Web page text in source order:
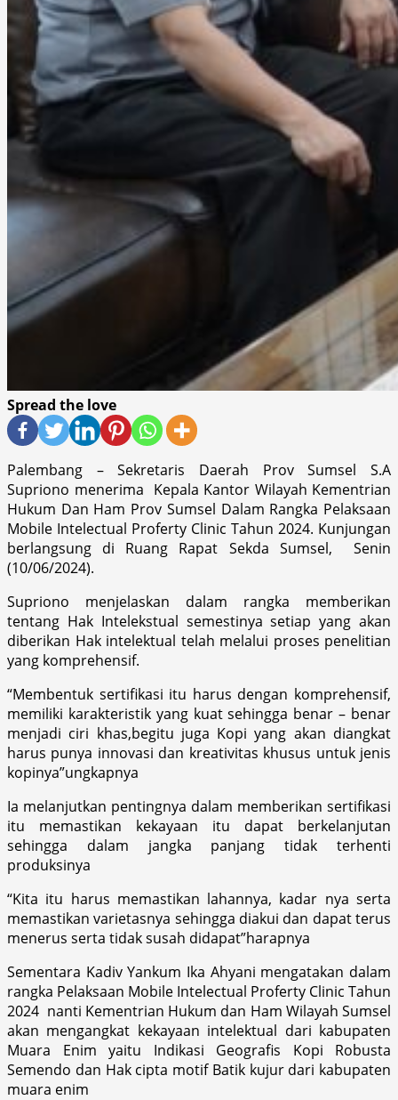
Spread the love
Palembang – Sekretaris Daerah Prov Sumsel S.A
Supriono menerima Kepala Kantor Wilayah Kementrian
Hukum Dan Ham Prov Sumsel Dalam Rangka Pelaksaan
Mobile Intelectual Proferty Clinic Tahun 2024. Kunjungan
berlangsung di Ruang Rapat Sekda Sumsel, Senin
(10/06/2024).
Supriono menjelaskan dalam rangka memberikan
tentang Hak Intelekstual semestinya setiap yang akan
diberikan Hak intelektual telah melalui proses penelitian
yang komprehensif.
“Membentuk sertifikasi itu harus dengan komprehensif,
memiliki karakteristik yang kuat sehingga benar – benar
menjadi ciri khas,begitu juga Kopi yang akan diangkat
harus punya innovasi dan kreativitas khusus untuk jenis
kopinya”ungkapnya
Ia melanjutkan pentingnya dalam memberikan sertifikasi
itu memastikan kekayaan itu dapat berkelanjutan
sehingga dalam jangka panjang tidak terhenti
produksinya
“Kita itu harus memastikan lahannya, kadar nya serta
memastikan varietasnya sehingga diakui dan dapat terus
menerus serta tidak susah didapat”harapnya
Sementara Kadiv Yankum Ika Ahyani mengatakan dalam
rangka Pelaksaan Mobile Intelectual Proferty Clinic Tahun
2024 nanti Kementrian Hukum dan Ham Wilayah Sumsel
akan mengangkat kekayaan intelektual dari kabupaten
Muara Enim yaitu Indikasi Geografis Kopi Robusta
Semendo dan Hak cipta motif Batik kujur dari kabupaten
muara enim